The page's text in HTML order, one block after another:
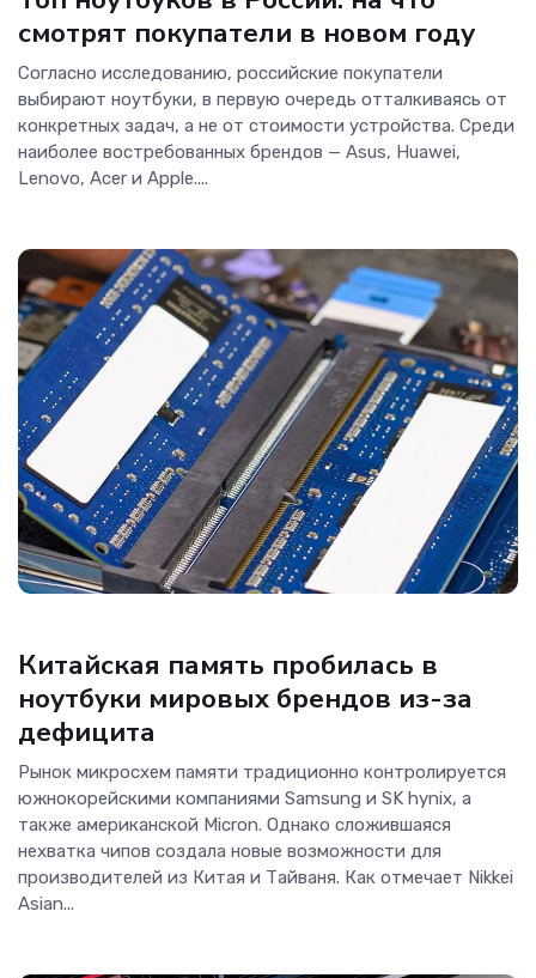
смотрят покупатели в новом году
Согласно исследованию, российские покупатели
выбирают ноутбуки, в первую очередь отталкиваясь от
конкретных задач, а не от стоимости устройства. Среди
наиболее востребованных брендов — Asus, Huawei,
Lenovo, Acer и Apple....
Китайская память пробилась в
ноутбуки мировых брендов из-за
дефицита
Рынок микросхем памяти традиционно контролируется
южнокорейскими компаниями Samsung и SK hynix, а
также американской Micron. Однако сложившаяся
нехватка чипов создала новые возможности для
производителей из Китая и Тайваня. Как отмечает Nikkei
Asian...